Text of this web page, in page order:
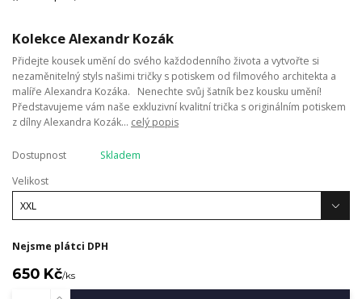
Kolekce Alexandr Kozák
Přidejte kousek umění do svého každodenního života a vytvořte si
nezaměnitelný styls našimi tričky s potiskem od filmového architekta a
malíře Alexandra Kozáka. Nenechte svůj šatník bez kousku umění!
Představujeme vám naše exkluzivní kvalitní trička s originálním potiskem
z dílny Alexandra Kozák... celý popis
Dostupnost
Skladem
Velikost
Nejsme plátci DPH
650 Kč/ks